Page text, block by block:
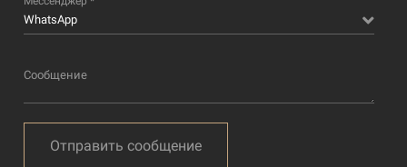
WhatsApp
Сообщение
Отправить сообщение